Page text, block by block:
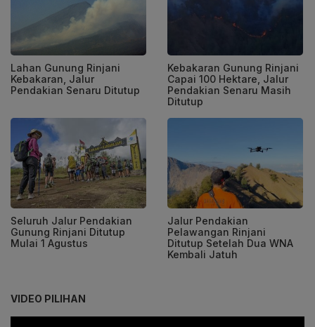
Lahan Gunung Rinjani
Kebakaran, Jalur
Pendakian Senaru Ditutup
Kebakaran Gunung Rinjani
Capai 100 Hektare, Jalur
Pendakian Senaru Masih
Ditutup
Seluruh Jalur Pendakian
Gunung Rinjani Ditutup
Mulai 1 Agustus
Jalur Pendakian
Pelawangan Rinjani
Ditutup Setelah Dua WNA
Kembali Jatuh
VIDEO PILIHAN